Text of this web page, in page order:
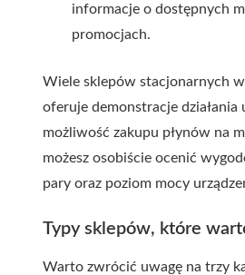
informacje o dostępnych
promocjach.
Wiele sklepów stacjonarnych w
oferuje demonstracje działania
możliwość zakupu płynów na
możesz osobiście ocenić
pary oraz poziom mocy
Typy sklepów, które
Warto zwrócić uwagę na trzy